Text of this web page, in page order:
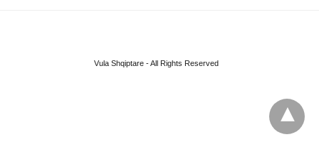
Vula Shqiptare - All Rights Reserved